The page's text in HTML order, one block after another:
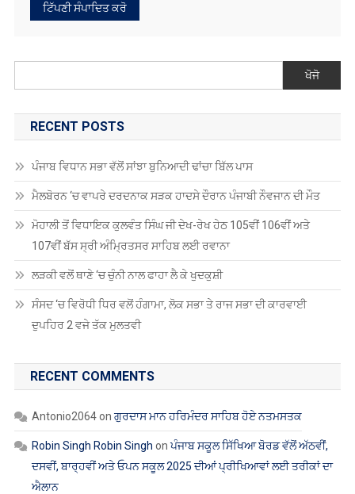
ਖੋਜੋ
RECENT POSTS
ਪੰਜਾਬ ਵਿਧਾਨ ਸਭਾ ਵੱਲੋਂ ਸਾਂਝਾ ਬੁਨਿਆਦੀ ਢਾਂਚਾ ਬਿੱਲ ਪਾਸ
ਮੈਲਬੋਰਨ ‘ਚ ਵਾਪਰੇ ਦਰਦਨਾਕ ਸੜਕ ਹਾਦਸੇ ਦੌਰਾਨ ਪੰਜਾਬੀ ਨੌਵਜਾਨ ਦੀ ਮੌਤ
ਮੋਹਾਲੀ ਤੋਂ ਵਿਧਾਇਕ ਕੁਲਵੰਤ ਸਿੰਘ ਜੀ ਦੇਖ-ਰੇਖ ਹੇਠ 105ਵੀਂ 106ਵੀਂ ਅਤੇ
107ਵੀਂ ਬੱਸ ਸ੍ਰੀ ਅੰਮ੍ਰਿਤਸਰ ਸਾਹਿਬ ਲਈ ਰਵਾਨਾ
ਲੜਕੀ ਵਲੋਂ ਥਾਣੇ ‘ਚ ਚੁੰਨੀ ਨਾਲ ਫਾਹਾ ਲੈ ਕੇ ਖੁਦਕੁਸ਼ੀ
ਸੰਸਦ ‘ਚ ਵਿਰੋਧੀ ਧਿਰ ਵਲੋਂ ਹੰਗਾਮਾ, ਲੋਕ ਸਭਾ ਤੇ ਰਾਜ ਸਭਾ ਦੀ ਕਾਰਵਾਈ
ਦੁਪਹਿਰ 2 ਵਜੇ ਤੱਕ ਮੁਲਤਵੀ
RECENT COMMENTS
Antonio2064on ਗੁਰਦਾਸ ਮਾਨ ਹਰਿਮੰਦਰ ਸਾਹਿਬ ਹੋਏ ਨਤਮਸਤਕ
Robin Singh Robin Singh onਪੰਜਾਬ ਸਕੂਲ ਸਿੱਖਿਆ ਬੋਰਡ ਵੱਲੋਂ ਅੱਠਵੀਂ,
ਦਸਵੀਂ, ਬਾਰ੍ਹਵੀਂ ਅਤੇ ਓਪਨ ਸਕੂਲ 2025 ਦੀਆਂ ਪ੍ਰੀਖਿਆਵਾਂ ਲਈ ਤਰੀਕਾਂ ਦਾ
ਐਲਾਨ